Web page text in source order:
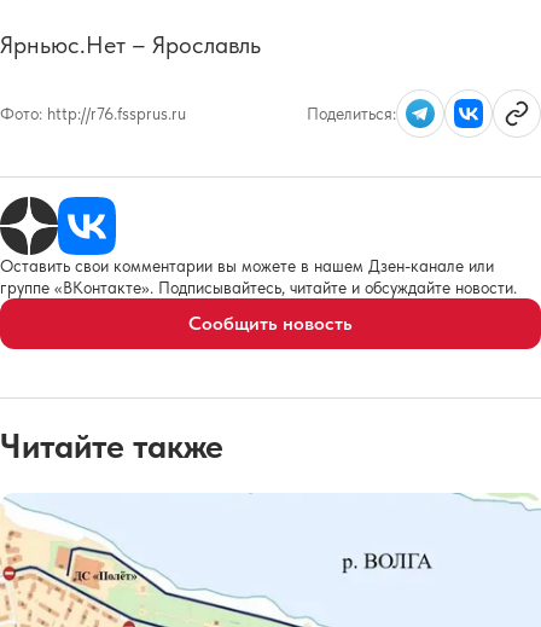
Ярньюс.Нет – Ярославль
Фото: http://r76.fssprus.ru Поделиться:
Оставить свои комментарии вы можете в нашем Дзен-канале или
группе «ВКонтакте». Подписывайтесь, читайте и обсуждайте новости.
Сообщить новость
Читайте также